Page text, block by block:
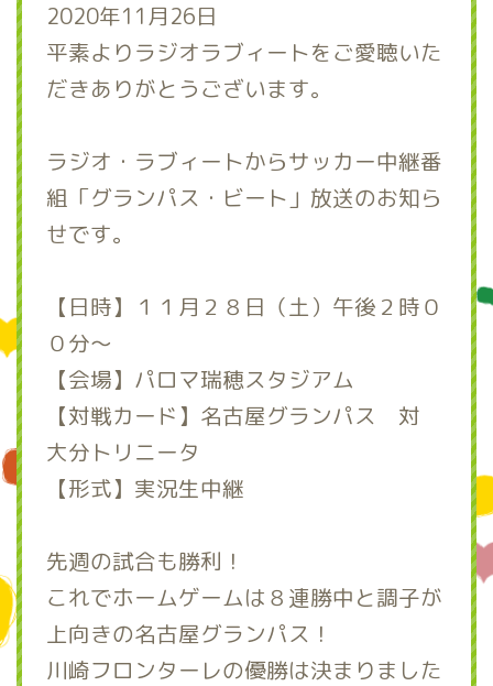
2020年11月26日
平素よりラジオラブィートをご愛聴いた
だきありがとうございます。
ラジオ・ラブィートからサッカー中継番
組「グランパス・ビート」放送のお知ら
せです。
【日時】１１月２８日（土）午後２時０
０分～
【会場】パロマ瑞穂スタジアム
【対戦カード】名古屋グランパス 対
大分トリニータ
【形式】実況生中継
先週の試合も勝利！
これでホームゲームは８連勝中と調子が
上向きの名古屋グランパス！
川崎フロンターレの優勝は決まりました